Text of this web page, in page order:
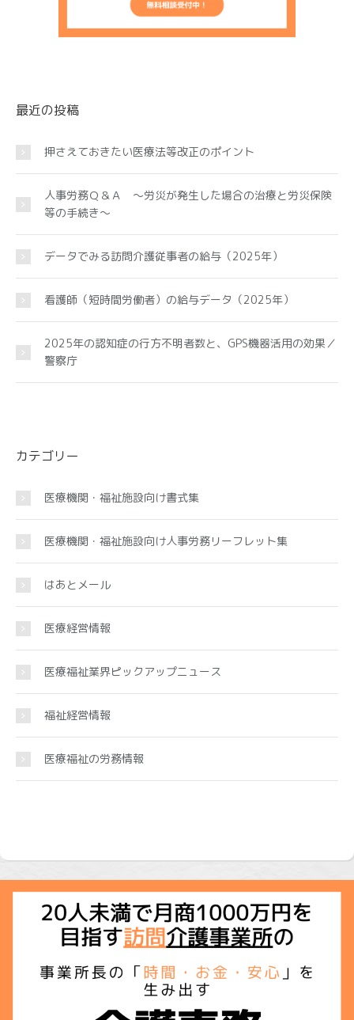
最近の投稿
押さえておきたい医療法等改正のポイント
人事労務Ｑ＆Ａ ～労災が発生した場合の治療と労災保険
等の手続き～
データでみる訪問介護従事者の給与（2025年）
看護師（短時間労働者）の給与データ（2025年）
2025年の認知症の行方不明者数と、GPS機器活用の効果／
警察庁
カテゴリー
医療機関・福祉施設向け書式集
医療機関・福祉施設向け人事労務リーフレット集
はあとメール
医療経営情報
医療福祉業界ピックアップニュース
福祉経営情報
医療福祉の労務情報